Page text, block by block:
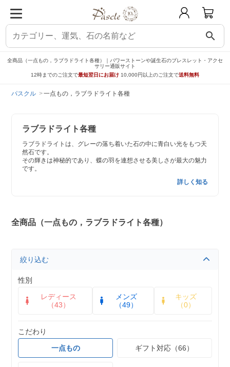
search
全商品（一点もの，ラブラドライト各種）｜パワーストーンや誕生石のブレスレット・アクセ
サリー通販サイト
12時までのご注文で最短翌日にお届け 10,000円以上のご注文で送料無料
パスクル 一点もの，ラブラドライト各種
ラブラドライト各種
ラブラドライトは、グレーの落ち着いた石の中に青白い光をもつ天
然石です。
その輝きは神秘的であり、蝶の羽を連想させる美しさが最大の魅力
です。
詳しく知る
全商品（一点もの，ラブラドライト各種）
絞り込む
性別
レディース
（43）
メンズ
（49）
キッズ
（0）
こだわり
一点もの
ギフト対応（66）